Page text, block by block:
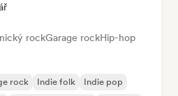
rockGarage rockHip-hop
rock Indie folk
Indie pop